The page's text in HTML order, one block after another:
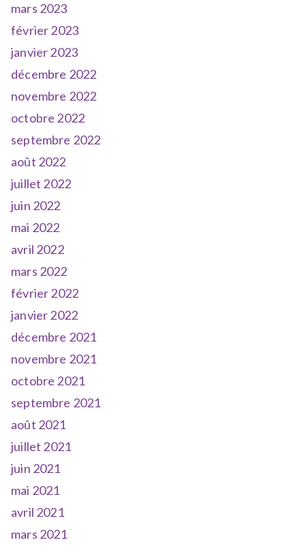
mars 2023
février 2023
janvier 2023
décembre 2022
novembre 2022
octobre 2022
septembre 2022
août 2022
juillet 2022
juin 2022
mai 2022
avril 2022
mars 2022
février 2022
janvier 2022
décembre 2021
novembre 2021
octobre 2021
septembre 2021
août 2021
juillet 2021
juin 2021
mai 2021
avril 2021
mars 2021